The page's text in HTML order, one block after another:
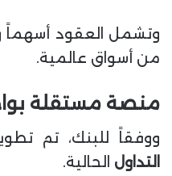
وتشمل العقود أسهماً
من أسواق عالمية.
منصة مستقلة
ووفقاً للبنك، تم
التداول الحالية.